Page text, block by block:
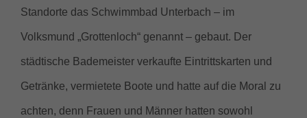
Standorte das Schwimmbad Unterbach – im
Volksmund „Grottenloch“ genannt – gebaut. Der
städtische Bademeister verkaufte Eintrittskarten und
Getränke, vermietete Boote und hatte auf die Moral zu
achten, denn Frauen und Männer hatten sowohl